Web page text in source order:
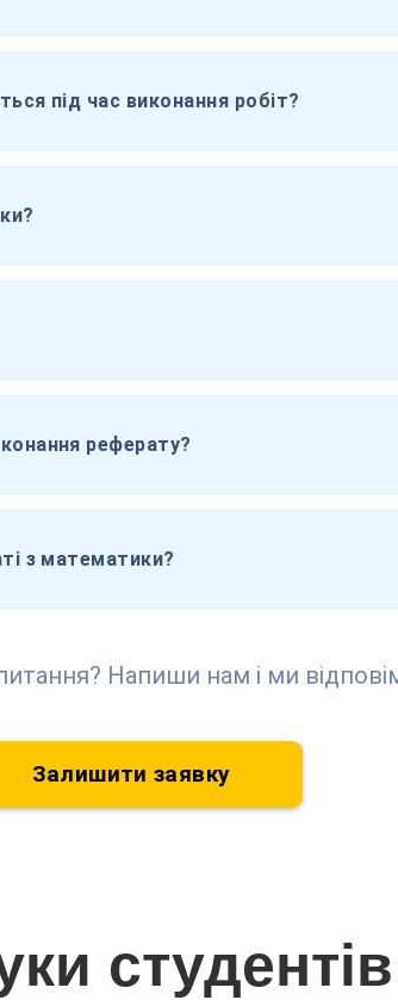
під час виконання робіт?
реферату?
з математики?
Напиши нам і ми
Залишити заявку
студентів